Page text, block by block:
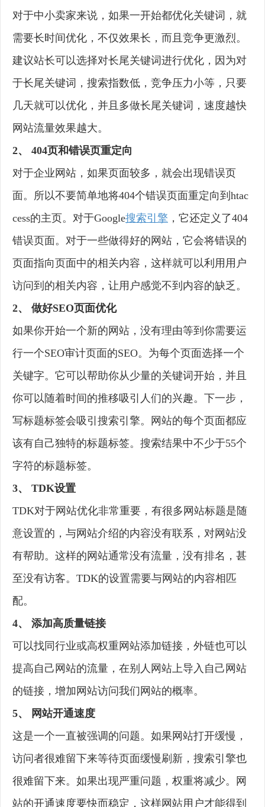
对于中小卖家来说，如果一开始都优化关键词，就
需要长时间优化，不仅效果长，而且竞争更激烈。
建议站长可以选择对长尾关键词进行优化，因为对
于长尾关键词，搜索指数低，竞争压力小等，只要
几天就可以优化，并且多做长尾关键词，速度越快
网站流量效果越大。
2、 404页和错误页重定向
对于企业网站，如果页面较多，就会出现错误页
面。所以不要简单地将404个错误页面重定向到htac
cess的主页。对于Google搜索引擎 ，它还定义了404
错误页面。对于一些做得好的网站，它会将错误的
页面指向页面中的相关内容，这样就可以利用用户
访问到的相关内容，让用户感觉不到内容的缺乏。
2、 做好SEO页面优化
如果你开始一个新的网站，没有理由等到你需要运
行一个SEO审计页面的SEO。为每个页面选择一个
关键字。它可以帮助你从少量的关键词开始，并且
你可以随着时间的推移吸引人们的兴趣。下一步，
写标题标签会吸引搜索引擎。网站的每个页面都应
该有自己独特的标题标签。搜索结果中不少于55个
字符的标题标签。
3、 TDK设置
TDK对于网站优化非常重要，有很多网站标题是随
意设置的，与网站介绍的内容没有联系，对网站没
有帮助。这样的网站通常没有流量，没有排名，甚
至没有访客。TDK的设置需要与网站的内容相匹
配。
4、 添加高质量链接
可以找同行业或高权重网站添加链接，外链也可以
提高自己网站的流量，在别人网站上导入自己网站
的链接，增加网站访问我们网站的概率。
5、 网站开通速度
这是一个一直被强调的问题。如果网站打开缓慢，
访问者很难留下来等待页面缓慢刷新，搜索引擎也
很难留下来。如果出现严重问题，权重将减少。网
站的开通速度要快而稳定，这样网站用户才能得到